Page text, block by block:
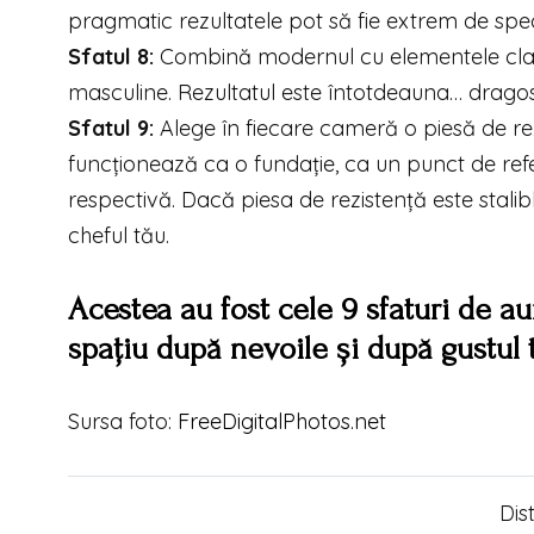
pragmatic rezultatele pot să fie extrem de
Sfatul 8: Combină modernul cu elementele
masculine. Rezultatul este întotdeauna…
Sfatul 9: Alege în fiecare cameră o piesă de
funcționează ca o fundație, ca un punct de
respectivă. Dacă piesa de rezistență este
cheful tău.
Acestea au fost cele 9 sfaturi de
spațiu după nevoile și după gustul
Sursa foto: FreeDigitalPhotos.net